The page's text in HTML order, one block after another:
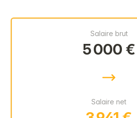
Salaire brut
5 000 €
Salaire net